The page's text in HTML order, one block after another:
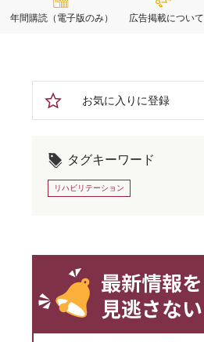
年間購読 （電子版のみ） 広告掲載について
お気に入りに登録
タグキーワード
リハビリテーション